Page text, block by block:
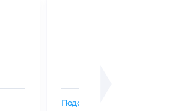
Подобрать SSL-сертификат